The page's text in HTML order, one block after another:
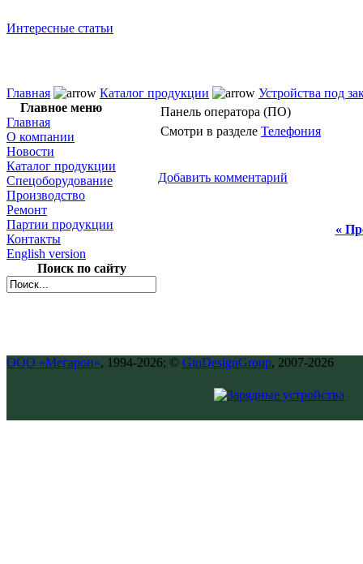
Интересные статьи
Главная Каталог продукции
Устройства под
Главное меню
Главная
О компании
Новости
Каталог продукции
Спецоборудование
Производство
Ремонт
Партии продукции
Контакты
English version
Поиск по сайту
Панель оператора (ПО)
Смотри в разделе Телефония
Добавить комментарий
«
ООО «Мегарон», 1994-2026; © GinDesignGroup, 2007-2026